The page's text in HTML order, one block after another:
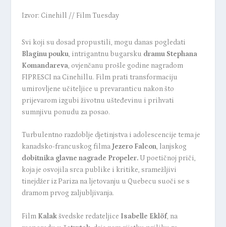
Izvor: Cinehill // Film Tuesday
Svi koji su dosad propustili, mogu danas pogledati
Blaginu pouku, intrigantnu bugarsku dramu Stephana
Komandareva, ovjenčanu prošle godine nagradom
FIPRESCI na Cinehillu. Film prati transformaciju
umirovljene učiteljice u prevaranticu nakon što
prijevarom izgubi životnu ušteđevinu i prihvati
sumnjivu ponudu za posao.
Turbulentno razdoblje djetinjstva i adolescencije tema je
kanadsko-francuskog filma Jezero Falcon, lanjskog
dobitnika glavne nagrade Propeler.U poetičnoj priči,
koja je osvojila srca publike i kritike, sramežljivi
tinejdžer iz Pariza na ljetovanju u Quebecu suoči se s
dramom prvog zaljubljivanja.
Film Kalak švedske redateljice Isabelle Eklöf, na